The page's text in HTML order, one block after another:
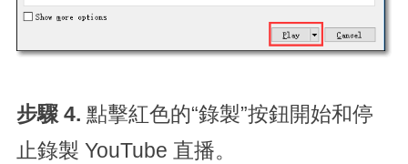
步驟 4. 點擊紅色的“錄製”按鈕開始和停
止錄製 YouTube 直播。